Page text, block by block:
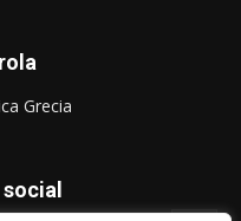
Grecia